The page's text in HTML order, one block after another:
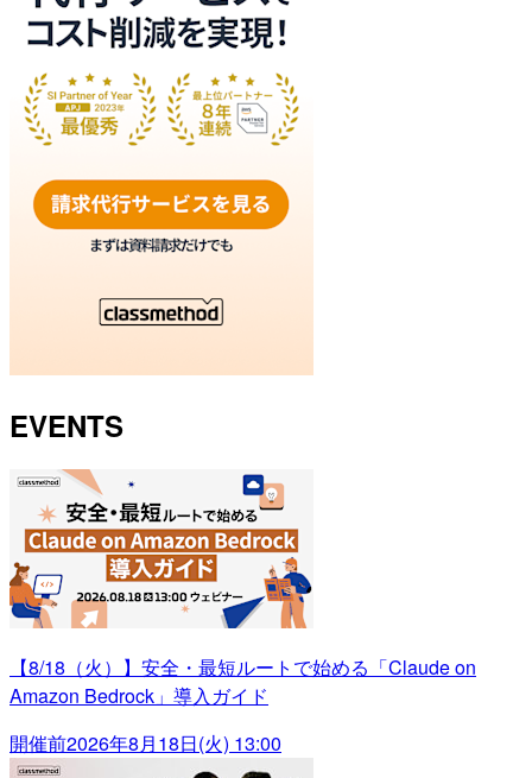
EVENTS
【8/18（火）】安全・最短ルートで始める「Claude on
Amazon Bedrock」導入ガイド
開催前2026年8月18日(火) 13:00